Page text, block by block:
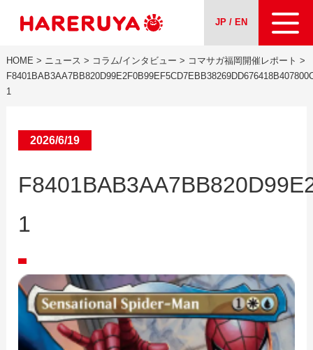
JP / EN
会社案内
ニュース
求人情報
HOME > ニュース > コラム/インタビュー > コマサガ福岡開催レポート >
1
2026/6/19
1